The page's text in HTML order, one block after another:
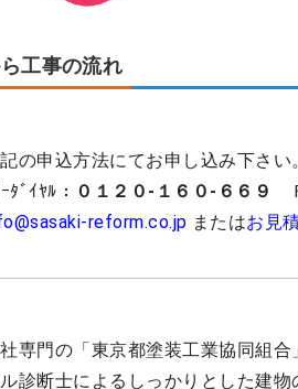
工事の流れ
の申込方法にてお申し込み下さい
ﾀﾞｲﾔﾙ： ０１２０-１６０-６６９
reform.co.jp またはお見
専門の「東京都塗装工業協同組
診断士によるしっかりとした建